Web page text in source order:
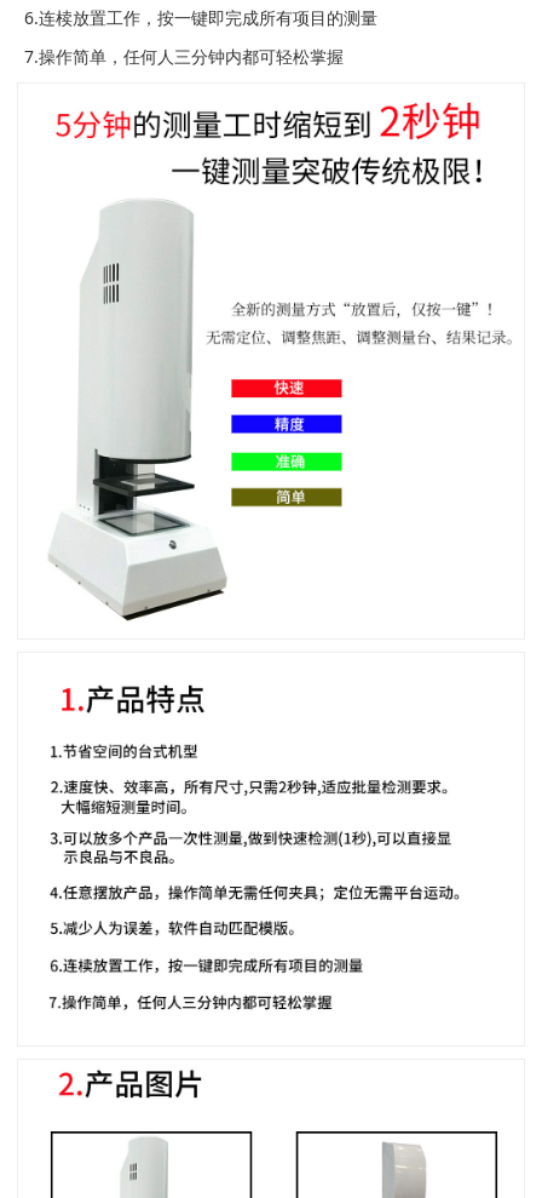
6.连椟放置工作，按一键即完成所有项目的测量
7.操作简单，任何人三分钟内都可轻松掌握